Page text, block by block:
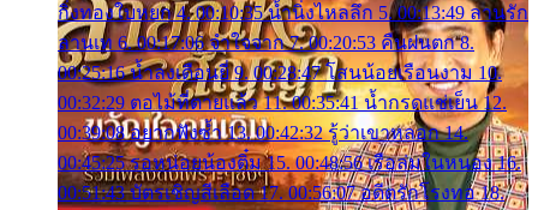
กิ่งทองใบหยก 4. 00:10:35 น้ำนิ่งไหลลึก 5. 00:13:49 ลานรัก
ลานเท 6. 00:17:06 จำใจจาก 7. 00:20:53 คืนฝนตก 8.
00:25:16 น้ำลงเดือนยี่ 9. 00:28:47 โสนน้อยเรือนงาม 10.
00:32:29 ตอไม้ที่ตายแล้ว 11. 00:35:41 น้ำกรดแช่เย็น 12.
00:39:08 อยากฟังซ้ำ 13. 00:42:32 รู้ว่าเขาหลอก 14.
00:45:25 รอหน่อยน้องติ๋ม 15. 00:48:56 เรือล่มในหนอง 16.
00:51:43 บัตรเชิญสีเลือด 17. 00:56:07 อดีตรักโรงทอ 18.